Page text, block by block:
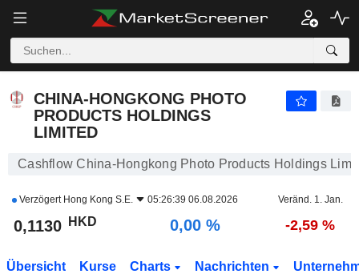
CHINA-HONGKONG PHOTO
PRODUCTS HOLDINGS
LIMITED
Cashflow China-Hongkong Photo Products Holdings
Verzögert Hong Kong S.E. 05:26:39 06.08.2026 Veränd. 1. Jan.
0,1130 HKD 0,00 % -2,59 %
Übersicht Kurse Charts Nachrichten